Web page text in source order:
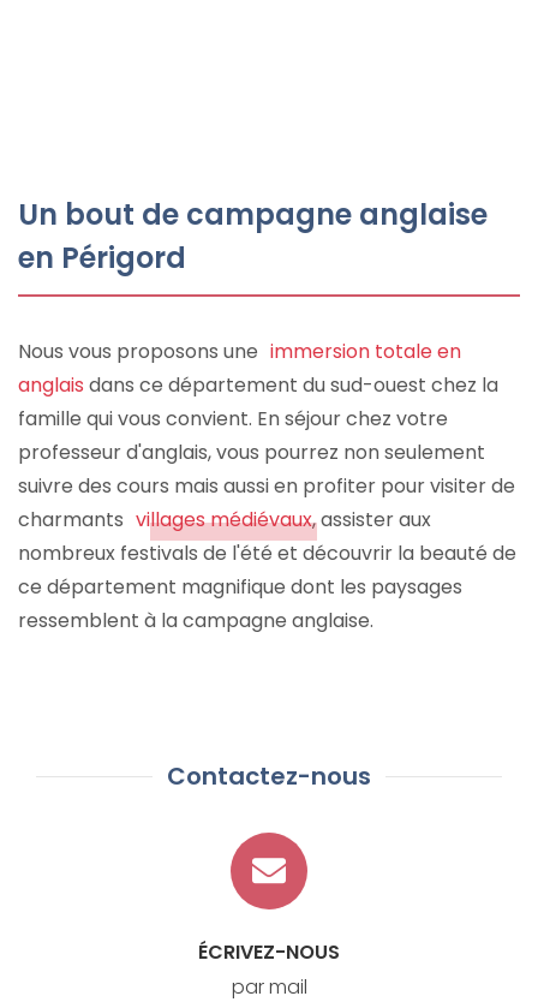
Un bout de campagne anglaise
en Périgord
Nous vous proposons une immersion totale en
anglais dans ce département du sud-ouest chez la
famille qui vous convient. En séjour chez votre
professeur d'anglais, vous pourrez non seulement
suivre des cours mais aussi en profiter pour visiter de
charmants villages médiévaux, assister aux
nombreux festivals de l'été et découvrir la beauté de
ce département magnifique dont les paysages
ressemblent à la campagne anglaise.
Contactez-nous
ÉCRIVEZ-NOUS
par mail